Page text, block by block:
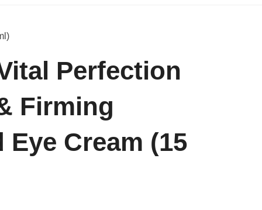
Perfection
Firming
Eye Cream (15